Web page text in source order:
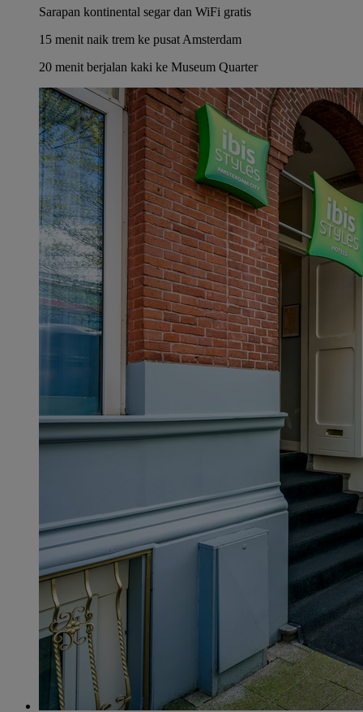
Sarapan kontinental segar dan WiFi gratis
15 menit naik trem ke pusat Amsterdam
20 menit berjalan kaki ke Museum Quarter